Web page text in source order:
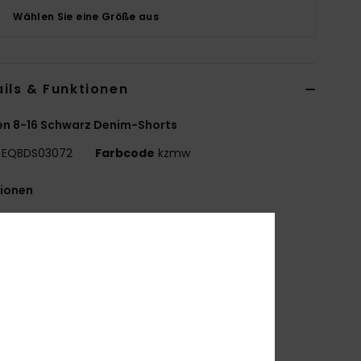
Wählen Sie eine Größe aus
& Funktionen
8-16 Schwarz Denim-Shorts
EQBDS03072 Farbcode kzmw